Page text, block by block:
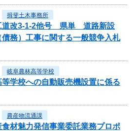
揖斐土木事務所
道改3-1-2他号 県単 道路新設
務）工事に関する一般競争入札
岐阜農林高等学校
学校への自動販売機設置に係る
農産物流通課
材魅力発信事業委託業務プロポ